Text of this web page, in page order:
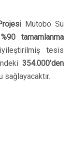
Mutobo Su
%90 tamamlanma
tesis
354.000'den
sağlayacaktır.